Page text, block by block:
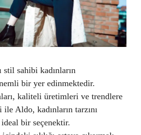
stil sahibi kadınların
bir yer edinmektedir.
kaliteli üretimleri ve trendlere
Aldo, kadınların tarzını
bir seçenektir.